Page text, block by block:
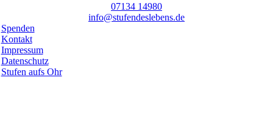
07134 14980
info@stufendeslebens.de
Spenden
Kontakt
Impressum
Datenschutz
Stufen aufs Ohr